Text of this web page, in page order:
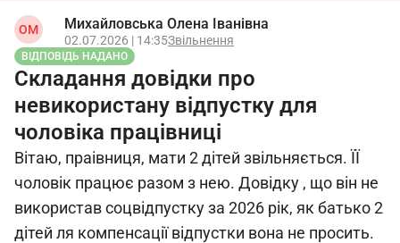
ОМ Михайловська Олена Іванівна
02.07.2026 | 14:35Звільнення
ВІДПОВІДЬ НАДАНО
Складання довідки про
невикористану відпустку для
чоловіка працівниці
Вітаю, праівниця, мати 2 дітей звільняється. ЇЇ
чоловік працює разом з нею. Довідку , що він не
використав соцвідпустку за 2026 рік, як батько 2
дітей ля компенсації відпустки вона не просить.